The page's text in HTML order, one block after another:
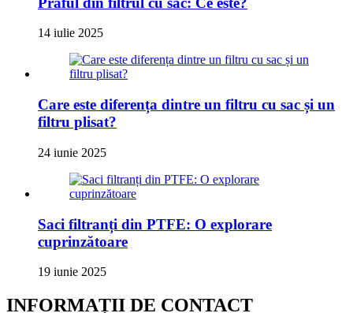
14 iulie 2025
Care este diferența dintre un filtru cu sac și un
filtru plisat?
24 iunie 2025
Saci filtranți din PTFE: O explorare
cuprinzătoare
19 iunie 2025
INFORMAȚII DE CONTACT